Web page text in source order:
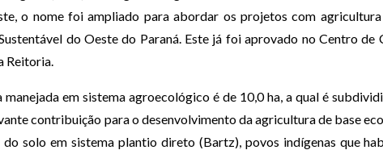
o nome foi ampliado para abordar os projetos com
do Oeste do Paraná. Este já foi aprovado no Centro de
Reitoria.
manejada em sistema agroecológico é de 10,0 ha, a qual é
contribuição para o desenvolvimento da agricultura de base
solo em sistema plantio direto (Bartz), povos indígenas que